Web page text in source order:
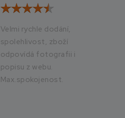
Velmi rychle dodání,
spolehlivost, zboží
odpovídá fotografii i
popisu z webu.
Max.spokojenost.